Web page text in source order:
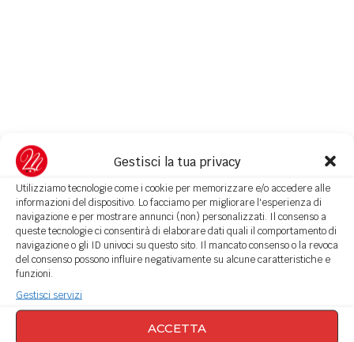
Gestisci la tua privacy
Utilizziamo tecnologie come i cookie per memorizzare e/o accedere alle
informazioni del dispositivo. Lo facciamo per migliorare l'esperienza di
navigazione e per mostrare annunci (non) personalizzati. Il consenso a
queste tecnologie ci consentirà di elaborare dati quali il comportamento di
navigazione o gli ID univoci su questo sito. Il mancato consenso o la revoca
del consenso possono influire negativamente su alcune caratteristiche e
funzioni.
Gestisci servizi
ACCETTA